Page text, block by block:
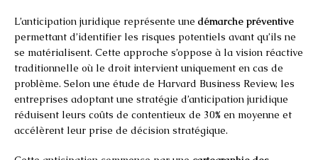
L’anticipation juridique représente une démarche préventive
permettant d’identifier les risques potentiels avant qu’ils ne
se matérialisent. Cette approche s’oppose à la vision réactive
traditionnelle où le droit intervient uniquement en cas de
problème. Selon une étude de Harvard Business Review, les
entreprises adoptant une stratégie d’anticipation juridique
réduisent leurs coûts de contentieux de 30% en moyenne et
accélèrent leur prise de décision stratégique.